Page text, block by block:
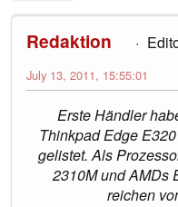
Redaktion
July 13, 2011, 15:55:01
Erste Händler
Thinkpad Edge
gelistet. Als
2310M und AMDs
reichen